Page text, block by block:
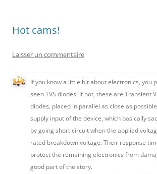
Hot cams!
Laisser un commentaire
If you know a little bit about electronics, you
seen TVS diodes. If not, these are Transient
diodes, placed in parallel as close as
supply input of the device, which basically
by going short circuit when the applied
rated breakdown voltage. Their response
protect the remaining electronics from
good part of the story.